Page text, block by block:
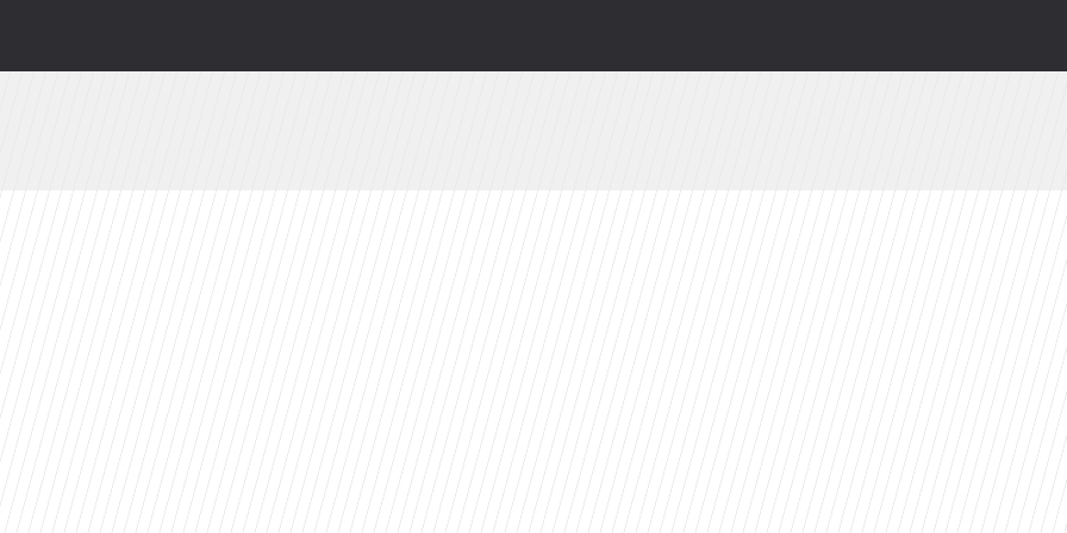
wspólnej kolekcji kapsułowej